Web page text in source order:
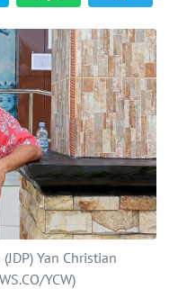
Yan Christian
YCW)